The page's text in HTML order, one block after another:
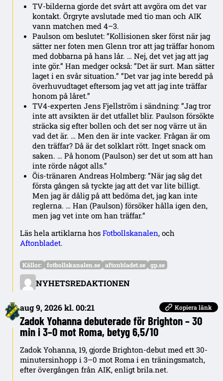
TV-bilderna gjorde det svårt att avgöra om det var
kontakt. Örgryte avslutade med tio man och AIK
vann matchen med 4–3.
Paulson om beslutet: ”Kollisionen sker först när jag
sätter ner foten men Glenn tror att jag träffar honom
med dobbarna på hans lår. … Nej, det vet jag att jag
inte gör.” Han medger också: ”Det är surt. Man sätter
laget i en svår situation.” ”Det var jag inte beredd på
överhuvudtaget eftersom jag vet att jag inte träffar
honom på låret.”
TV4-experten Jens Fjellström i sändning: ”Jag tror
inte att avsikten är det utfallet blir. Paulson försökte
sträcka sig efter bollen och det ser nog värre ut än
vad det är. … Men den är inte vacker. Frågan är om
den träffar? Då är det solklart rött. Inget snack om
saken. … På honom (Paulson) ser det ut som att han
inte rörde något alls.”
Öis-tränaren Andreas Holmberg: ”När jag såg det
första gången så tyckte jag att det var lite billigt.
Men jag är dålig på att bedöma det, jag kan inte
reglerna. … Han (Paulson) försöker hålla igen den,
men jag vet inte om han träffar.”
Läs hela artiklarna hos Fotbollskanalen, och
Aftonbladet.
NYHETSREDAKTIONEN
Källor: fotbollskanalen.se aftonbladet.se gp.se
aug 9, 2026 kl. 00:21 Kopiera länk
Zadok Yohanna debuterade för Brighton – 30
min i 3–0 mot Roma, betyg 6,5/10
Zadok Yohanna, 19, gjorde Brighton-debut med ett 30-
minutersinhopp i 3–0 mot Roma i en träningsmatch,
efter övergången från AIK, enligt brila.net.